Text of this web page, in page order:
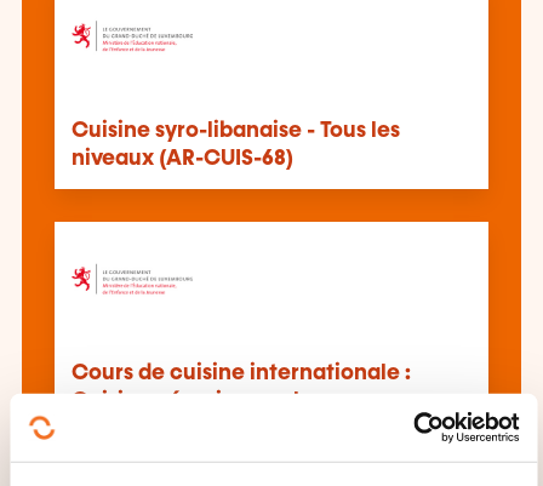
Cuisine syro-libanaise - Tous les
niveaux (AR-CUIS-68)
Cours de cuisine internationale :
Cuisine péruvienne - les
incontournables - Tous les niveaux
(AR-CUIS-75)